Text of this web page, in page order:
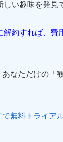
しい趣味を発見
解約すれば、費
なただけの「
無料トライアル